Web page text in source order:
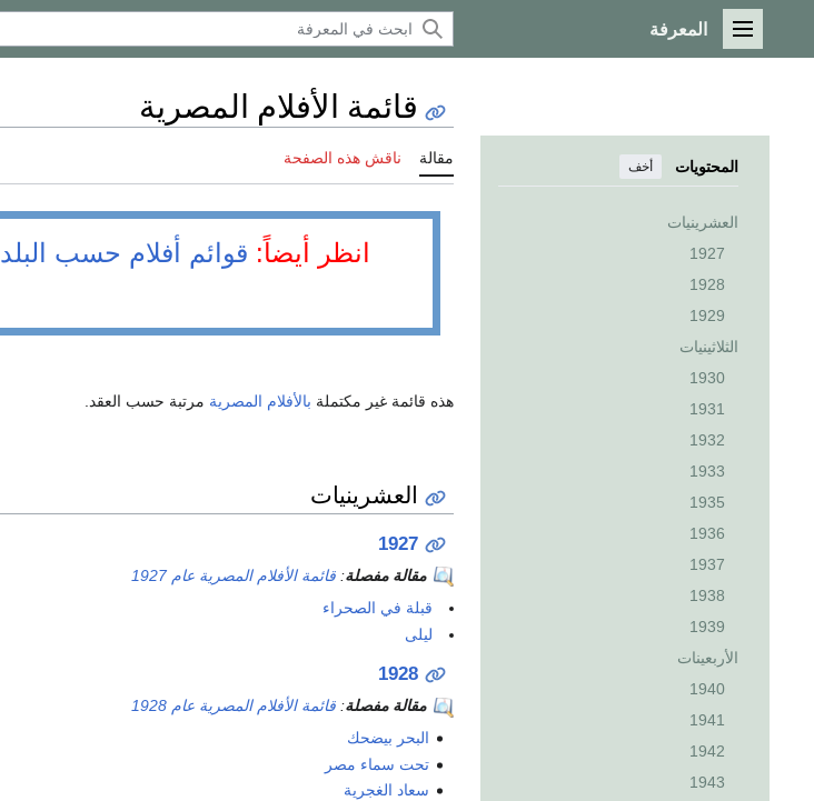
القائمة الرئيسية
المعرفة
المحتويات أخف
العشرينيات
1927
1928
1929
الثلاثينيات
1930
1931
1932
1933
1935
1936
1937
1938
1939
الأربعينات
1940
1941
1942
1943
قائمة الأفلام المصرية
مقالة ناقش هذه الصفحة
انظر أيضاً: قوائم أفلام حسب البلد
هذه قائمة غير مكتملة بالأفلام المصرية مرتبة حسب العقد.
العشرينيات
1927
مقالة مفصلة: قائمة الأفلام المصرية عام 1927
قبلة في الصحراء
ليلى
1928
مقالة مفصلة: قائمة الأفلام المصرية عام 1928
البحر بيضحك
تحت سماء مصر
سعاد الغجرية